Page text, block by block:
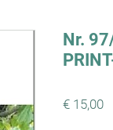
Nr.
€ 15,00